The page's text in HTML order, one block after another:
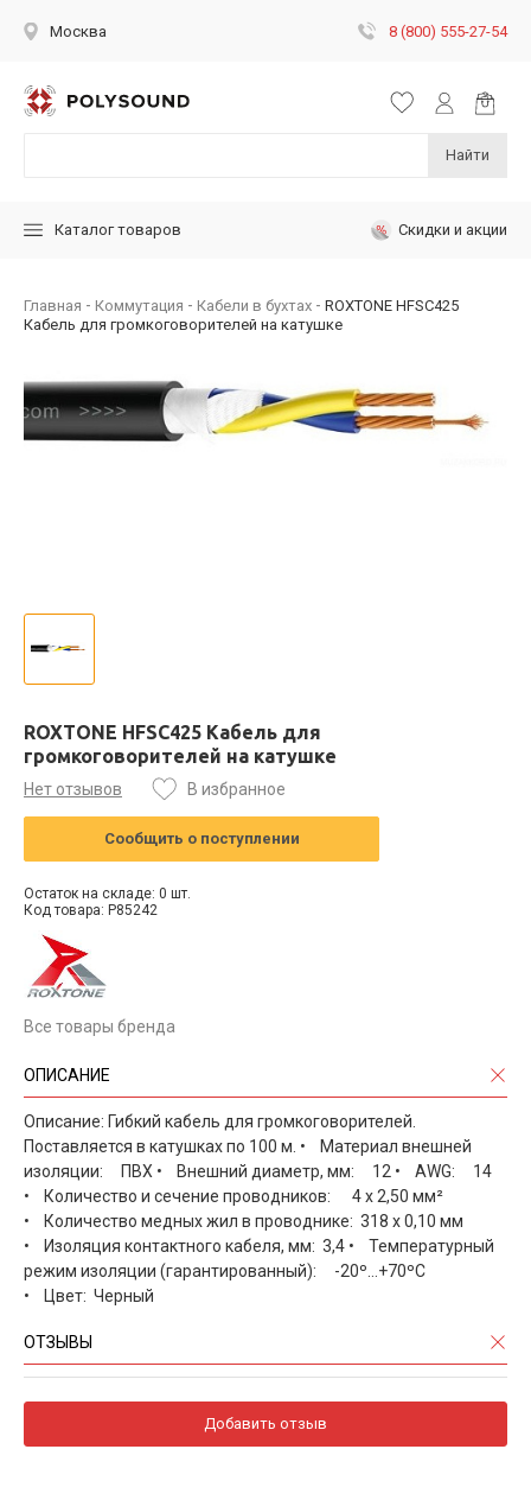
Москва 8 (800) 555-27-54
Найти
Каталог товаров Скидки и акции
Главная Коммутация Кабели в бухтах
ROXTONE HFSC425
Кабель для громкоговорителей на катушке
ROXTONE HFSC425 Кабель для
громкоговорителей на катушке
Нет отзывов В избранное
Сообщить о поступлении
Остаток на складе: 0 шт.
Код товара: P85242
Все товары бренда
ОПИСАНИЕ
Описание: Гибкий кабель для громкоговорителей.
Поставляется в катушках по 100 м. • Материал внешней
изоляции: ПВХ • Внешний диаметр, мм: 12 • AWG: 14
• Количество и сечение проводников: 4 x 2,50 мм²
• Количество медных жил в проводнике: 318 х 0,10 мм
• Изоляция контактного кабеля, мм: 3,4 • Температурный
режим изоляции (гарантированный): -20º…+70ºС
• Цвет: Черный
ОТЗЫВЫ
Добавить отзыв